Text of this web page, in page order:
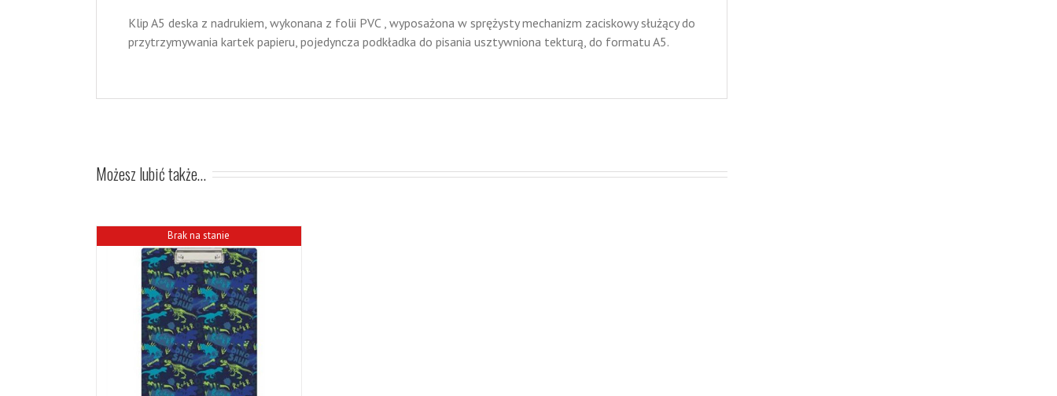
Klip A5 deska z nadrukiem, wykonana z folii PVC , wyposażona w sprężysty mechanizm zaciskowy służący do
przytrzymywania kartek papieru, pojedyncza podkładka do pisania usztywniona tekturą, do formatu A5.
Możesz lubić także…
Brak na stanie